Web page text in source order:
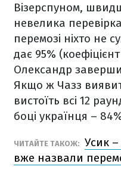
Візерспуном,
невелика
перемозі ніхто не
дає 95%
Олександр
Якщо ж Чазз
вистоїть всі 12
боці українця –
ЧИТАЙТЕ ТАКОЖ: Усик –
вже назвали